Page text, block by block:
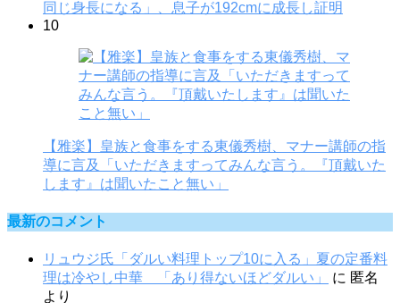
同じ身長になる」、息子が192cmに成長し証明
10
【雅楽】皇族と食事をする東儀秀樹、マナー講師の指
導に言及「いただきますってみんな言う。『頂戴いた
します』は聞いたこと無い」
最新のコメント
リュウジ氏「ダルい料理トップ10に入る」夏の定番料
理は冷やし中華 「あり得ないほどダルい」
に 匿名
より